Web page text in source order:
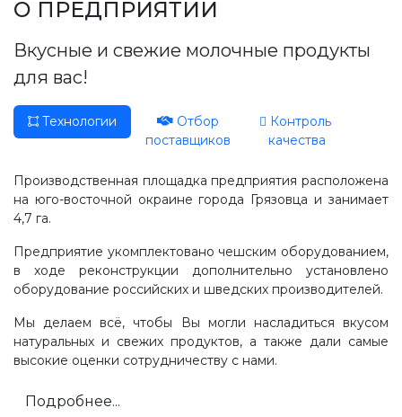
(81755) 2-10-14
Контакты отделов
О ПРЕДПРИЯТИИ
Вкусные и свежие молочные продукты
для вас!
Технологии
Отбор
поставщиков
Контроль
качества
Производственная площадка предприятия расположена
на юго-восточной окраине города Грязовца и занимает
4,7 га.
Предприятие укомплектовано чешским оборудованием,
в ходе реконструкции дополнительно установлено
оборудование российских и шведских производителей.
Мы делаем всё, чтобы Вы могли насладиться вкусом
натуральных и свежих продуктов, а также дали самые
высокие оценки сотрудничеству с нами.
Подробнее...